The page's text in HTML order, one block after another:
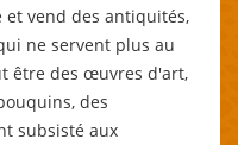
et vend des antiquités,
ne servent plus au
être des œuvres d'art,
des
subsisté aux